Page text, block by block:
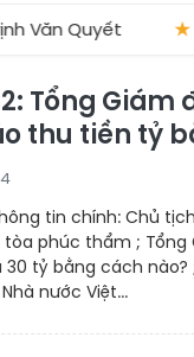
★ Điểm nóng 8/
Tổng Giám
thu tiền tỷ
tin chính: Chủ tịch
phúc thẩm ;
tỷ bằng cách
nước Việt...